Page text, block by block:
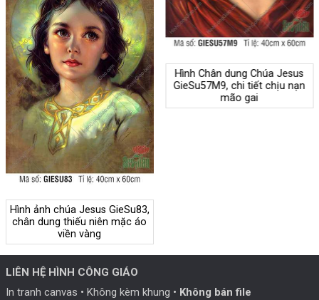
Hình Chân dung Chúa Jesus
GieSu57M9, chi tiết chịu nạn
mão gai
Hình ảnh chúa Jesus GieSu83,
chân dung thiếu niên mặc áo
viền vàng
LIÊN HỆ HÌNH CÔNG GIÁO
In tranh canvas • Không kèm khung • Không bán file